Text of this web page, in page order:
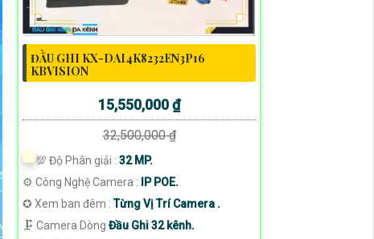
ĐẦU GHI KX-DAI4K8232EN3P16
KBVISION
15,550,000 ₫
32,500,000 ₫
💯 Độ Phân giải : 32 MP.
⚙ Công Nghệ Camera : IP POE.
✪ Xem ban đêm :Từng Vị Trí Camera .
🗜️ Camera Dòng Đầu Ghi 32 kênh.